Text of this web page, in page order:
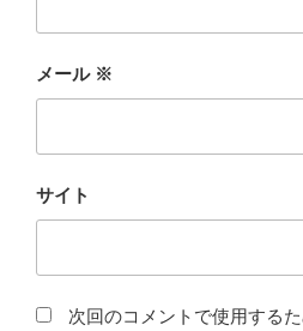
メール ※
サイト
次回のコメントで使用する